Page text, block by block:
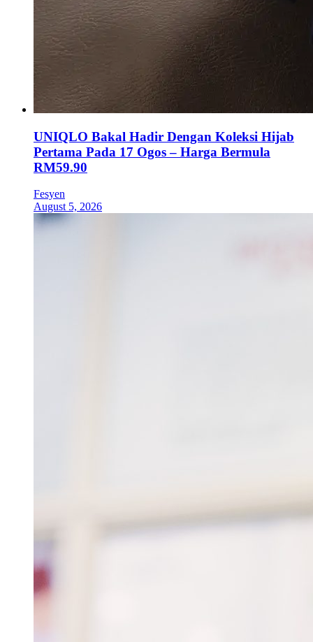
UNIQLO Bakal Hadir Dengan Koleksi Hijab
Pertama Pada 17 Ogos – Harga Bermula
RM59.90
Fesyen
August 5, 2026